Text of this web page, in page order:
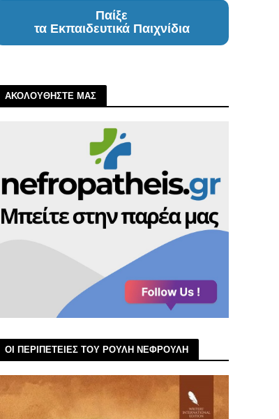
Παίξε
τα Εκπαιδευτικά Παιχνίδια
ΑΚΟΛΟΥΘΗΣΤΕ ΜΑΣ
ΟΙ ΠΕΡΙΠΕΤΕΙΕΣ ΤΟΥ ΡΟΥΛΗ ΝΕΦΡΟΥΛΗ